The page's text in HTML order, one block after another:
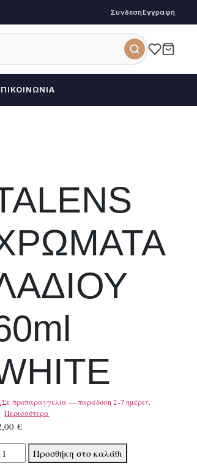
ΣύνδεσηΕγγραφή
Σε προπαραγγελία — παράδοση 2–7 ημέρες.
Περισσότερα
€
Προσθήκη στο καλάθι